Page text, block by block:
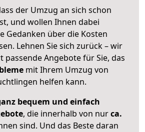
der Umzug an sich schon
und wollen Ihnen dabei
Gedanken über die Kosten
Lehnen Sie sich zurück – wir
passende Angebote für Sie, das
mit Ihrem Umzug von
helfen kann.
bequem und einfach
, die innerhalb von nurca.
sind. Und das Beste daran